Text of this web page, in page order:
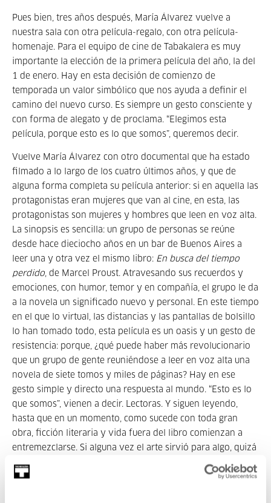
Pues bien, tres años después, María Álvarez vuelve a
nuestra sala con otra película-regalo, con otra película-
homenaje. Para el equipo de cine de Tabakalera es muy
importante la elección de la primera película del año, la del
1 de enero. Hay en esta decisión de comienzo de
temporada un valor simbólico que nos ayuda a definir el
camino del nuevo curso. Es siempre un gesto consciente y
con forma de alegato y de proclama. “Elegimos esta
película, porque esto es lo que somos”, queremos decir.
Vuelve María Álvarez con otro documental que ha estado
filmado a lo largo de los cuatro últimos años, y que de
alguna forma completa su película anterior: si en aquella las
protagonistas eran mujeres que van al cine, en esta, las
protagonistas son mujeres y hombres que leen en voz alta.
La sinopsis es sencilla: un grupo de personas se reúne
desde hace dieciocho años en un bar de Buenos Aires a
leer una y otra vez el mismo libro: En busca del tiempo
perdido, de Marcel Proust. Atravesando sus recuerdos y
emociones, con humor, temor y en compañía, el grupo le da
a la novela un significado nuevo y personal. En este tiempo
en el que lo virtual, las distancias y las pantallas de bolsillo
lo han tomado todo, esta película es un oasis y un gesto de
resistencia: porque, ¿qué puede haber más revolucionario
que un grupo de gente reuniéndose a leer en voz alta una
novela de siete tomos y miles de páginas? Hay en ese
gesto simple y directo una respuesta al mundo. “Esto es lo
que somos”, vienen a decir. Lectoras. Y siguen leyendo,
hasta que en un momento, como sucede con toda gran
obra, ficción literaria y vida fuera del libro comienzan a
entremezclarse. Si alguna vez el arte sirvió para algo, quizá
fuera para esto. Esto es una película sobre el paso del
tiempo, sobre el miedo a estar solas, sobre la compañía,